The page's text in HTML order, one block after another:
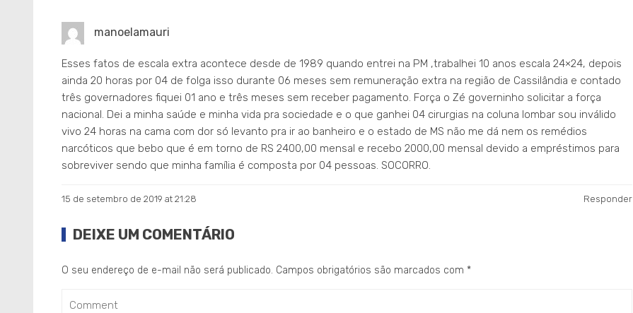
manoelamauri
Esses fatos de escala extra acontece desde de 1989 quando entrei na PM ,trabalhei 10 anos escala 24×24, depois
ainda 20 horas por 04 de folga isso durante 06 meses sem remuneração extra na região de Cassilândia e contado
três governadores fiquei 01 ano e três meses sem receber pagamento. Força o Zé governinho solicitar a força
nacional. Dei a minha saúde e minha vida pra sociedade e o que ganhei 04 cirurgias na coluna lombar sou inválido
vivo 24 horas na cama com dor só levanto pra ir ao banheiro e o estado de MS não me dá nem os remédios
narcóticos que bebo que é em torno de RS 2400,00 mensal e recebo 2000,00 mensal devido a empréstimos para
sobreviver sendo que minha família é composta por 04 pessoas. SOCORRO.
15 de setembro de 2019 at 21:28 Responder
DEIXE UM COMENTÁRIO
O seu endereço de e-mail não será publicado. Campos obrigatórios são marcados com *